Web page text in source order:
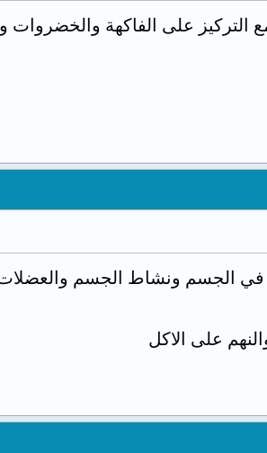
التركيز على الفاكهة
في الجسم ونشاط الجسم
على الاكل